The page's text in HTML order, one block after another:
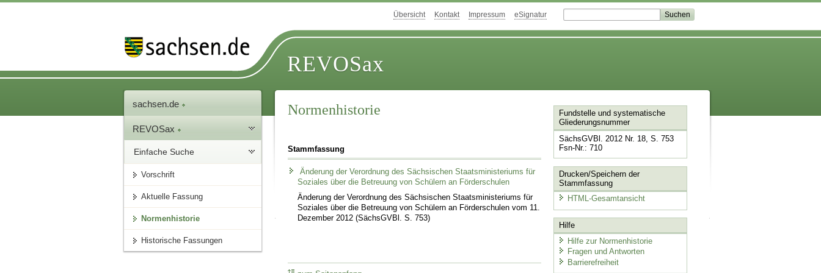
Übersicht Kontakt Impressum eSignatur
REVOSax
sachsen.de
REVOSax
Einfache Suche
Vorschrift
Aktuelle Fassung
Normenhistorie
Historische Fassungen
Normenhistorie
Stammfassung
Änderung der Verordnung des Sächsischen Staatsministeriums für
Soziales über die Betreuung von Schülern an Förderschulen
Änderung der Verordnung des Sächsischen Staatsministeriums für
Soziales über die Betreuung von Schülern an Förderschulen vom 11.
Dezember 2012 (SächsGVBl. S. 753)
Fundstelle und systematische
Gliederungsnummer
SächsGVBl. 2012 Nr. 18, S. 753
Fsn-Nr.: 710
Drucken/Speichern der
Stammfassung
HTML-Gesamtansicht
Hilfe
Hilfe zur Normenhistorie
Fragen und Antworten
Barrierefreiheit